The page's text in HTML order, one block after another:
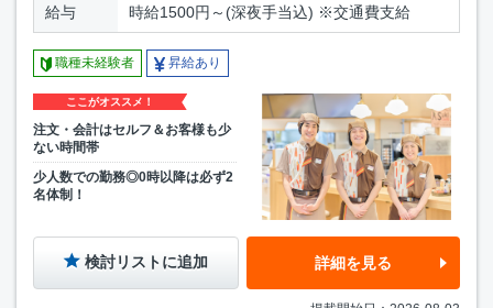
給与 時給1500円～(深夜手当込) ※交通費支給
職種未経験者 昇給あり
ここがオススメ！
注文・会計はセルフ＆お客様も少
ない時間帯
少人数での勤務◎0時以降は必ず2
名体制！
検討リストに追加 詳細を見る